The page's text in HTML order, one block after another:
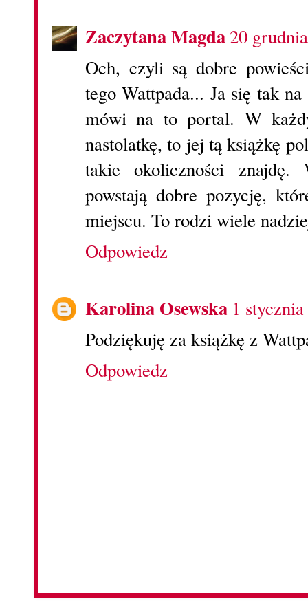
Zaczytana Magda20
Och, czyli są dobre
tego Wattpada... Ja się tak
mówi na to portal. W
nastolatkę, to jej tą książkę
takie okoliczności
powstają dobre pozycję,
miejscu. To rodzi wiele
Odpowiedz
Karolina Osewska 1
Podziękuję za książkę z
Odpowiedz